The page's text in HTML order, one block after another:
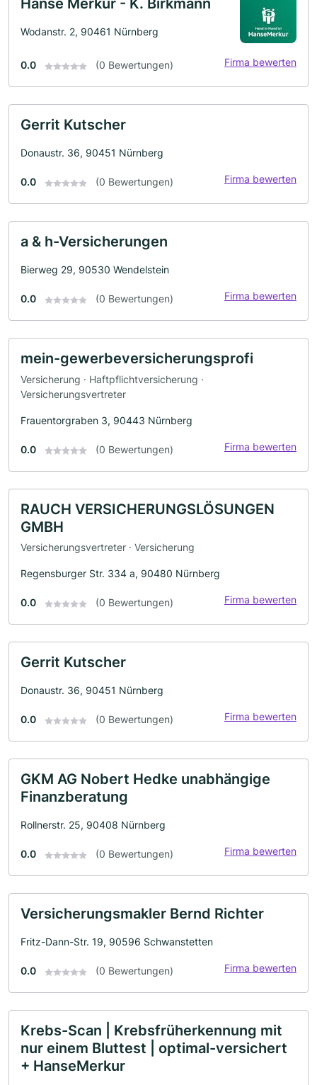
Hanse Merkur - K. Birkmann
Wodanstr. 2, 90461 Nürnberg
0.0 (0 Bewertungen) Firma bewerten
Gerrit Kutscher
Donaustr. 36, 90451 Nürnberg
0.0 (0 Bewertungen) Firma bewerten
a & h-Versicherungen
Bierweg 29, 90530 Wendelstein
0.0 (0 Bewertungen) Firma bewerten
mein-gewerbeversicherungsprofi
Versicherung · Haftpflichtversicherung ·
Versicherungsvertreter
Frauentorgraben 3, 90443 Nürnberg
0.0 (0 Bewertungen) Firma bewerten
RAUCH VERSICHERUNGSLÖSUNGEN
GMBH
Versicherungsvertreter · Versicherung
Regensburger Str. 334 a, 90480 Nürnberg
0.0 (0 Bewertungen) Firma bewerten
Gerrit Kutscher
Donaustr. 36, 90451 Nürnberg
0.0 (0 Bewertungen) Firma bewerten
GKM AG Nobert Hedke unabhängige
Finanzberatung
Rollnerstr. 25, 90408 Nürnberg
0.0 (0 Bewertungen) Firma bewerten
Versicherungsmakler Bernd Richter
Fritz-Dann-Str. 19, 90596 Schwanstetten
0.0 (0 Bewertungen) Firma bewerten
Krebs-Scan | Krebsfrüherkennung mit
nur einem Bluttest | optimal-versichert
+ HanseMerkur